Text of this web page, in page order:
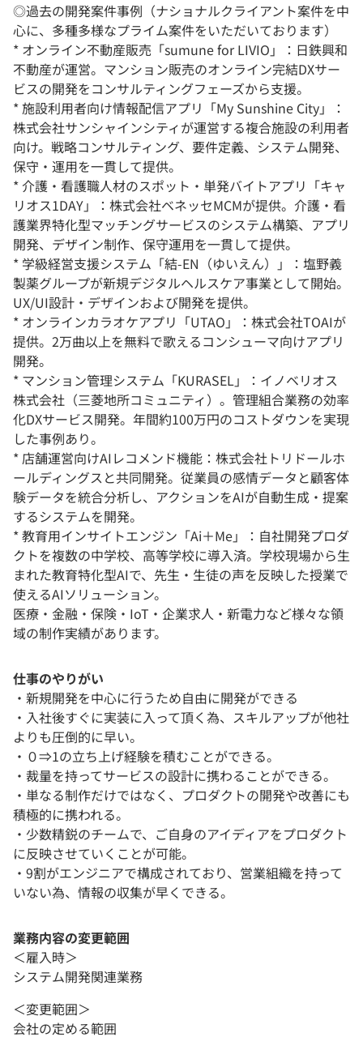
◎過去の開発案件事例（ナショナルクライアント案件を中
心に、多種多様なプライム案件をいただいております）
* オンライン不動産販売「sumune for LIVIO」：日鉄興和
不動産が運営。マンション販売のオンライン完結DXサー
ビスの開発をコンサルティングフェーズから支援。
* 施設利用者向け情報配信アプリ「My Sunshine City」：
株式会社サンシャインシティが運営する複合施設の利用者
向け。戦略コンサルティング、要件定義、システム開発、
保守・運用を一貫して提供。
* 介護・看護職人材のスポット・単発バイトアプリ「キャ
リオス1DAY」：株式会社ベネッセMCMが提供。介護・看
護業界特化型マッチングサービスのシステム構築、アプリ
開発、デザイン制作、保守運用を一貫して提供。
* 学級経営支援システム「結-EN（ゆいえん）」：塩野義
製薬グループが新規デジタルヘルスケア事業として開始。
UX/UI設計・デザインおよび開発を提供。
* オンラインカラオケアプリ「UTAO」：株式会社TOAIが
提供。2万曲以上を無料で歌えるコンシューマ向けアプリ
開発。
* マンション管理システム「KURASEL」：イノベリオス
株式会社（三菱地所コミュニティ）。管理組合業務の効率
化DXサービス開発。年間約100万円のコストダウンを実現
した事例あり。
* 店舗運営向けAIレコメンド機能：株式会社トリドールホ
ールディングスと共同開発。従業員の感情データと顧客体
験データを統合分析し、アクションをAIが自動生成・提案
するシステムを開発。
* 教育用インサイトエンジン「Ai＋Me」：自社開発プロダ
クトを複数の中学校、高等学校に導入済。学校現場から生
まれた教育特化型AIで、先生・生徒の声を反映した授業で
使えるAIソリューション。
医療・金融・保険・IoT・企業求人・新電力など様々な領
域の制作実績があります。
仕事のやりがい
・新規開発を中心に行うため自由に開発ができる
・入社後すぐに実装に入って頂く為、スキルアップが他社
よりも圧倒的に早い。
・０⇒1の立ち上げ経験を積むことができる。
・裁量を持ってサービスの設計に携わることができる。
・単なる制作だけではなく、プロダクトの開発や改善にも
積極的に携われる。
・少数精鋭のチームで、ご自身のアイディアをプロダクト
に反映させていくことが可能。
・9割がエンジニアで構成されており、営業組織を持って
いない為、情報の収集が早くできる。
業務内容の変更範囲
＜雇入時＞
システム開発関連業務
＜変更範囲＞
会社の定める範囲